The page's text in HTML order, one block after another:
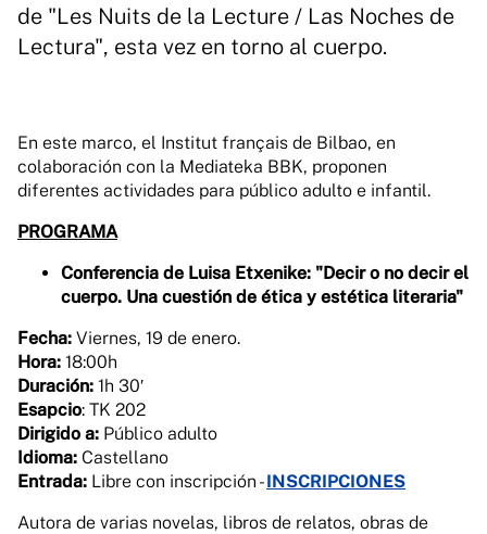
de "Les Nuits de la Lecture / Las Noches de
Lectura", esta vez en torno al cuerpo.
En este marco, el Institut français de Bilbao, en
colaboración con la Mediateka BBK, proponen
diferentes actividades para público adulto e infantil.
PROGRAMA
Conferencia de Luisa Etxenike: "Decir o no decir el
cuerpo. Una cuestión de ética y estética literaria"
Fecha: Viernes, 19 de enero.
Hora: 18:00h
Duración: 1h 30′
Esapcio: TK 202
Dirigido a: Público adulto
Idioma: Castellano
Entrada: Libre con inscripción -INSCRIPCIONES
Autora de varias novelas, libros de relatos, obras de